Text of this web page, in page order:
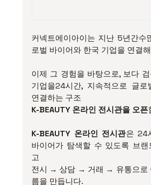
커넥트에이아이는 지난 5년간수
로벌 바이어와 한국 기업을 연결
이제 그 경험을 바탕으로, 보다
기업을24시간, 지속적으로 글로
연결하는 구조
K-BEAUTY 온라인 전시관을 오픈
K-BEAUTY 온라인 전시관은 24
바이어가 탐색할 수 있도록 브
고
전시 → 상담 → 거래 → 유통으로
름을 만듭니다.